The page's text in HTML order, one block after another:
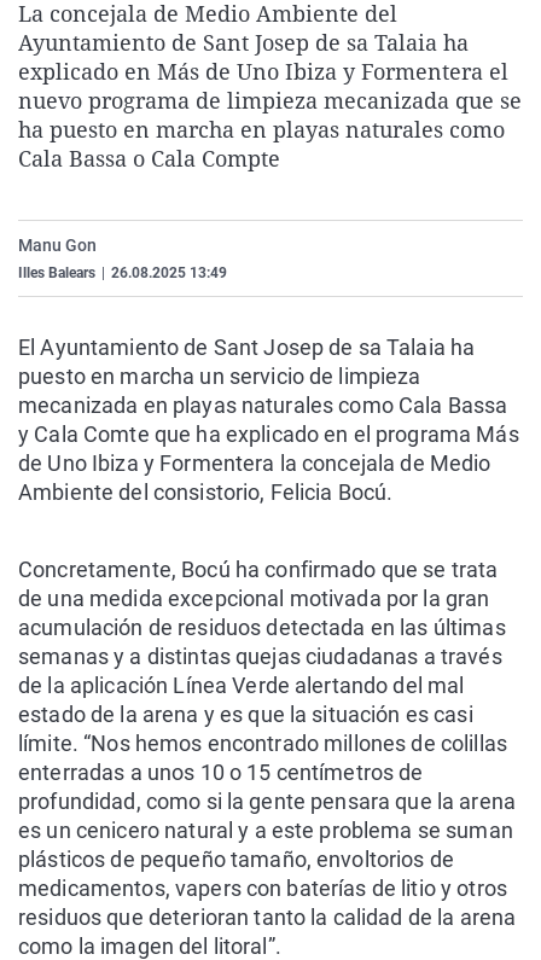
La rosa de los vientos
Gente viajera
Como el perro y el
Caso
Retornados
Equipo de
Extremadura
Galicia
La Rioja
Virales
Televisión
Elecciones
La concejala de Medio Ambiente del
Ayuntamiento de Sant Josep de sa Talaia ha
explicado en Más de Uno Ibiza y Formentera el
nuevo programa de limpieza mecanizada que se
ha puesto en marcha en playas naturales como
Cala Bassa o Cala Compte
Manu Gon
Illes Balears 26.08.2025 13:49
El Ayuntamiento de Sant Josep de sa Talaia ha
puesto en marcha un servicio de limpieza
mecanizada en playas naturales como Cala Bassa
y Cala Comte que ha explicado en el programa Más
de Uno Ibiza y Formentera la concejala de Medio
Ambiente del consistorio, Felicia Bocú.
Concretamente, Bocú ha confirmado que se trata
de una medida excepcional motivada por la gran
acumulación de residuos detectada en las últimas
semanas y a distintas quejas ciudadanas a través
de la aplicación Línea Verde alertando del mal
estado de la arena y es que la situación es casi
límite. “Nos hemos encontrado millones de colillas
enterradas a unos 10 o 15 centímetros de
profundidad, como si la gente pensara que la arena
es un cenicero natural y a este problema se suman
plásticos de pequeño tamaño, envoltorios de
medicamentos, vapers con baterías de litio y otros
residuos que deterioran tanto la calidad de la arena
como la imagen del litoral”.